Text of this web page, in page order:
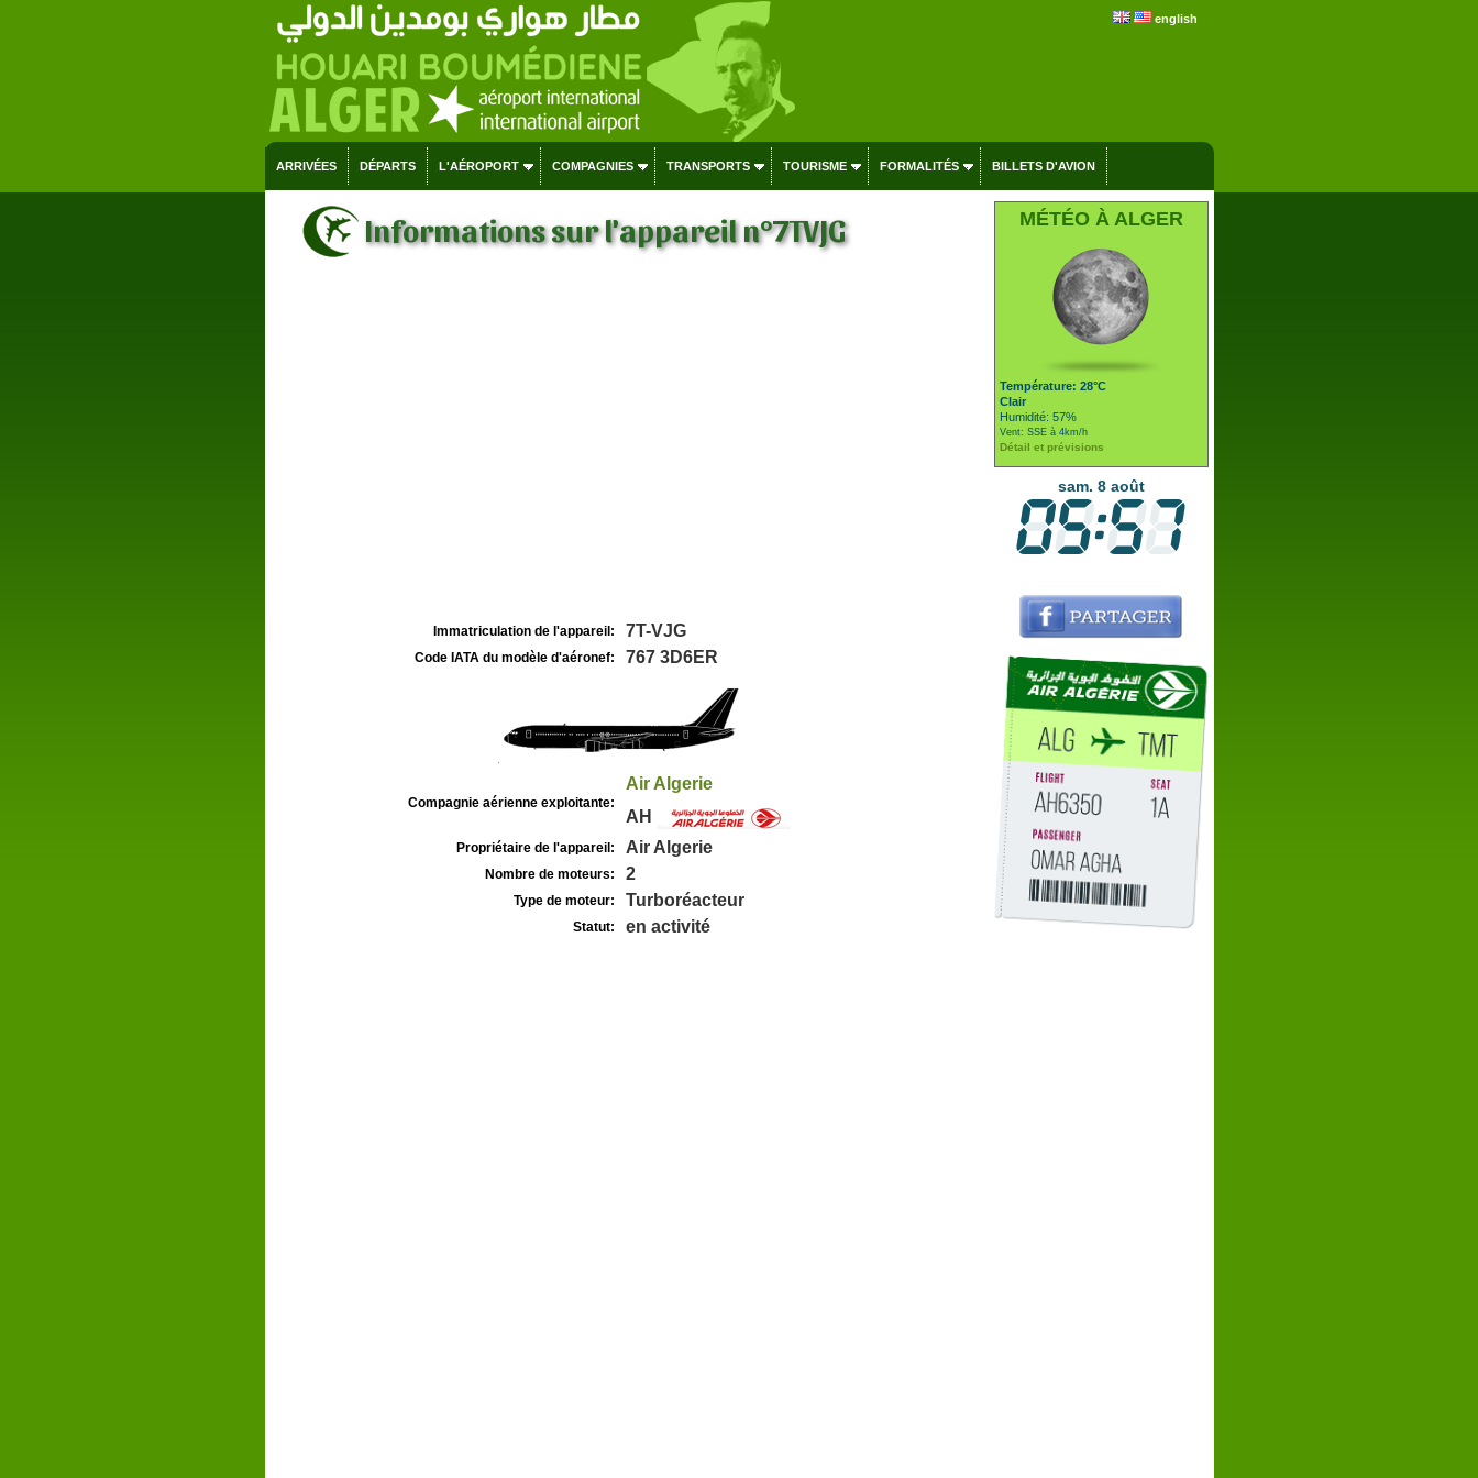
english
ARRIVÉES DÉPARTS L'AÉROPORT COMPAGNIES TRANSPORTS TOURISME FORMALITÉS BILLETS D'AVION
Informations sur l'appareil n°7TVJG
Immatriculation de l'appareil: 7T-VJG
Code IATA du modèle d'aéronef: 767 3D6ER
Compagnie aérienne exploitante:
Air Algerie
AH
Propriétaire de l'appareil: Air Algerie
Nombre de moteurs: 2
Type de moteur: Turboréacteur
Statut: en activité
MÉTÉO À ALGER
Température: 28°C
Clair
Humidité: 57%
Vent: SSE à 4km/h
Détail et prévisions
sam. 8 août